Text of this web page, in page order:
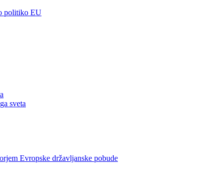
politiko EU
sveta
Evropske državljanske pobude